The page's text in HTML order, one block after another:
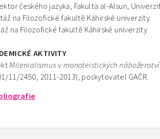
českého jazyka, Fakulta al-Alsun,
na Filozofické fakultě Káhirské univerzity
Filozofické fakultě Káhirské univerzity
AKTIVITY
Milenialismus v monoteistických
11/2450, 2011-2013), poskytovatel GAČR.